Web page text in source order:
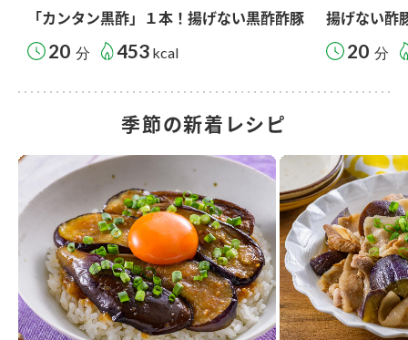
「カンタン黒酢」１本！揚げない黒酢酢豚
20 分 453 kcal
揚げない酢
20 分
季節の新着レシピ